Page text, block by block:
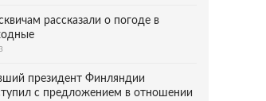
рассказали о погоде в
президент Финляндии
с предложением в отношении